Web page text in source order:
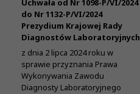
Uchwała od Nr 1098-P/VI/2024
do Nr 1132-P/VI/2024
Prezydium Krajowej Rady
Diagnostów Laboratoryjnych
z dnia 2 lipca 2024 roku w
sprawie przyznania Prawa
Wykonywania Zawodu
Diagnosty Laboratoryjnego